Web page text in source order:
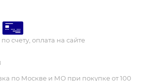
счету, оплата на сайте
по Москве и МО при покупке от 100